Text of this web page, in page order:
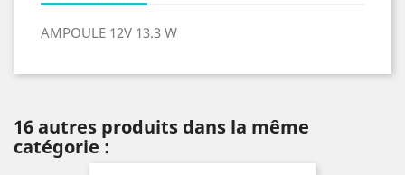
AMPOULE 12V 13.3 W
16 autres produits dans la même
catégorie :